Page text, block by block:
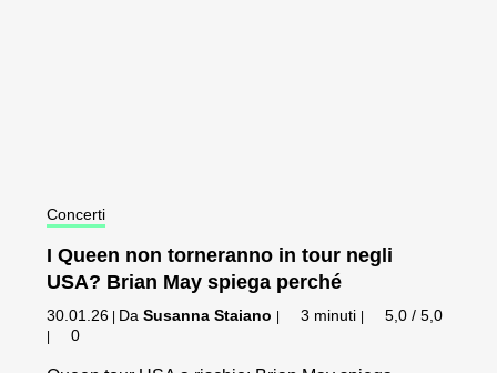
Concerti
I Queen non torneranno in tour negli
USA? Brian May spiega perché
30.01.26 DaSusanna Staiano 3 minuti 5,0 / 5,0
0